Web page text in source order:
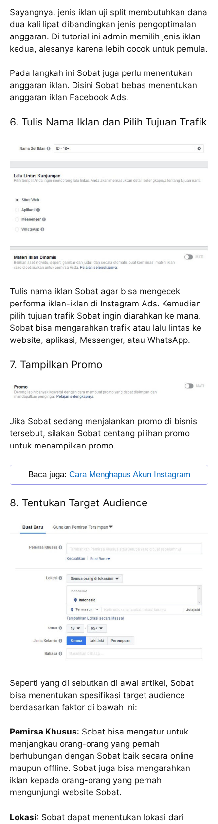
Sayangnya, jenis iklan uji split membutuhkan dana
dua kali lipat dibandingkan jenis pengoptimalan
anggaran. Di tutorial ini admin memilih jenis iklan
kedua, alesanya karena lebih cocok untuk pemula.
Pada langkah ini Sobat juga perlu menentukan
anggaran iklan. Disini Sobat bebas menentukan
anggaran iklan Facebook Ads.
6. Tulis Nama Iklan dan Pilih Tujuan Trafik
Tulis nama iklan Sobat agar bisa mengecek
performa iklan-iklan di Instagram Ads. Kemudian
pilih tujuan trafik Sobat ingin diarahkan ke mana.
Sobat bisa mengarahkan trafik atau lalu lintas ke
website, aplikasi, Messenger, atau WhatsApp.
7. Tampilkan Promo
Jika Sobat sedang menjalankan promo di bisnis
tersebut, silakan Sobat centang pilihan promo
untuk menampilkan promo.
Baca juga: Cara Menghapus Akun Instagram
8. Tentukan Target Audience
Seperti yang di sebutkan di awal artikel, Sobat
bisa menentukan spesifikasi target audience
berdasarkan faktor di bawah ini:
Pemirsa Khusus: Sobat bisa mengatur untuk
menjangkau orang-orang yang pernah
berhubungan dengan Sobat baik secara online
maupun offline. Sobat juga bisa mengarahkan
iklan kepada orang-orang yang pernah
mengunjungi website Sobat.
Lokasi: Sobat dapat menentukan lokasi dari